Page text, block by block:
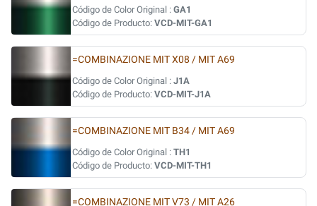
Código de Color Original : GA1
Código de Producto: VCD-MIT-GA1
=COMBINAZIONE MIT X08 / MIT A69
Código de Color Original : J1A
Código de Producto: VCD-MIT-J1A
=COMBINAZIONE MIT B34 / MIT A69
Código de Color Original : TH1
Código de Producto: VCD-MIT-TH1
=COMBINAZIONE MIT V73 / MIT A26